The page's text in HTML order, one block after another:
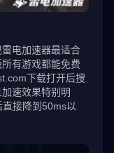
电加速器最适合
有游戏都能免费
下载打开后搜
速效果特别明
接降到50ms以